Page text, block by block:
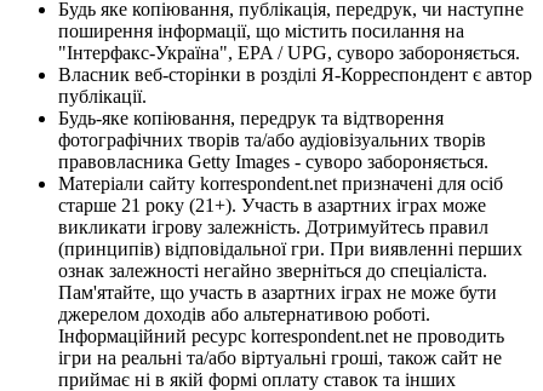
Будь яке копіювання, публікація, передрук, чи наступне
поширення інформації, що містить посилання на
"Інтерфакс-Україна", EPA / UPG, суворо забороняється.
Власник веб-сторінки в розділі Я-Корреспондент є автор
публікації.
Будь-яке копіювання, передрук та відтворення
фотографічних творів та/або аудіовізуальних творів
правовласника Getty Images - суворо забороняється.
Матеріали сайту korrespondent.net призначені для осіб
старше 21 року (21+). Участь в азартних іграх може
викликати ігрову залежність. Дотримуйтесь правил
(принципів) відповідальної гри. При виявленні перших
ознак залежності негайно зверніться до спеціаліста.
Пам'ятайте, що участь в азартних іграх не може бути
джерелом доходів або альтернативою роботі.
Інформаційний ресурс korrespondent.net не проводить
ігри на реальні та/або віртуальні гроші, також сайт не
приймає ні в якій формі оплату ставок та інших